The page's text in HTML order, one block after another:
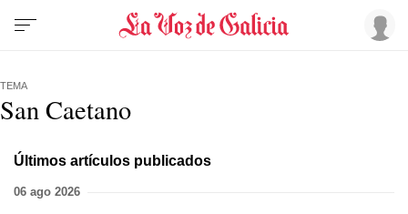
TEMA
San Caetano
Últimos artículos publicados
06 ago 2026